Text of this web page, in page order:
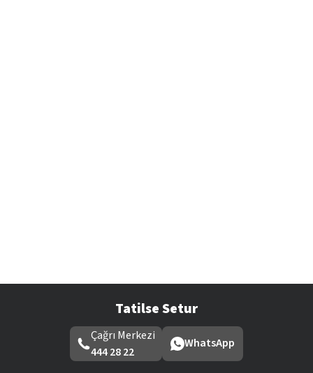
Tatilse Setur
Çağrı Merkezi
444 28 22
WhatsApp